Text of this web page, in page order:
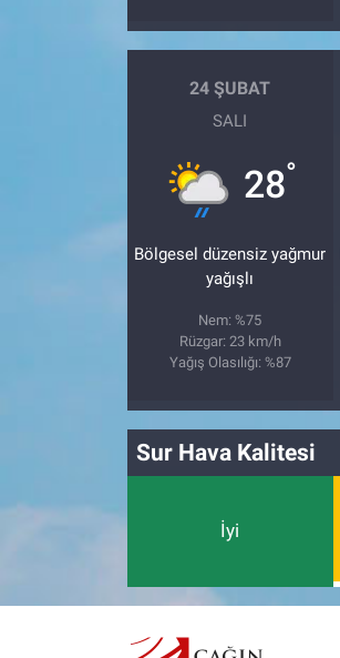
24 ŞUBAT
SALI
28°
Bölgesel düzensiz yağmur
yağışlı
Nem: %75
Rüzgar: 23 km/h
Yağış Olasılığı: %87
Sur Hava Kalitesi
İyi